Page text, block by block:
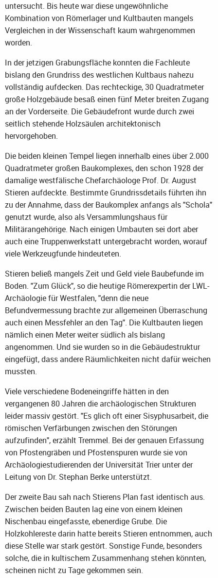
untersucht. Bis heute war diese ungewöhnliche
Kombination von Römerlager und Kultbauten mangels
Vergleichen in der Wissenschaft kaum wahrgenommen
worden.
In der jetzigen Grabungsfläche konnten die Fachleute
bislang den Grundriss des westlichen Kultbaus nahezu
vollständig aufdecken. Das rechteckige, 30 Quadratmeter
große Holzgebäude besaß einen fünf Meter breiten Zugang
an der Vorderseite. Die Gebäudefront wurde durch zwei
seitlich stehende Holzsäulen architektonisch
hervorgehoben.
Die beiden kleinen Tempel liegen innerhalb eines über 2.000
Quadratmeter großen Baukomplexes, den schon 1928 der
damalige westfälische Chefarchäologe Prof. Dr. August
Stieren aufdeckte. Bestimmte Grundrissdetails führten ihn
zu der Annahme, dass der Baukomplex anfangs als "Schola"
genutzt wurde, also als Versammlungshaus für
Militärangehörige. Nach einigen Umbauten sei dort aber
auch eine Truppenwerkstatt untergebracht worden, worauf
viele Werkzeugfunde hindeuteten.
Stieren beließ mangels Zeit und Geld viele Baubefunde im
Boden. "Zum Glück", so die heutige Römerexpertin der LWL-
Archäologie für Westfalen, "denn die neue
Befundvermessung brachte zur allgemeinen Überraschung
auch einen Messfehler an den Tag". Die Kultbauten liegen
nämlich einen Meter weiter südlich als bislang
angenommen. Und sie wurden so in die Gebäudestruktur
eingefügt, dass andere Räumlichkeiten nicht dafür weichen
mussten.
Viele verschiedene Bodeneingriffe hätten in den
vergangenen 80 Jahren die archäologischen Strukturen
leider massiv gestört. "Es glich oft einer Sisyphusarbeit, die
römischen Verfärbungen zwischen den Störungen
aufzufinden", erzählt Tremmel. Bei der genauen Erfassung
von Pfostengräben und Pfostenspuren wurde sie von
Archäologiestudierenden der Universität Trier unter der
Leitung von Dr. Stephan Berke unterstützt.
Der zweite Bau sah nach Stierens Plan fast identisch aus.
Zwischen beiden Bauten lag eine von einem kleinen
Nischenbau eingefasste, ebenerdige Grube. Die
Holzkohlereste darin hatte bereits Stieren entnommen, auch
diese Stelle war stark gestört. Sonstige Funde, besonders
solche, die in kultischem Zusammenhang stehen könnten,
scheinen nicht zu Tage gekommen sein.